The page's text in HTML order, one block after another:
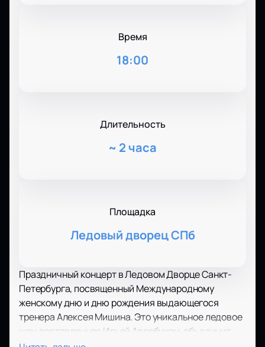
Время
18:00
Длительность
~ 2 часа
Площадка
Ледовый дворец СПб
Праздничный концерт в Ледовом Дворце Санкт-
Петербурга, посвященный Международному
женскому дню и дню рождения выдающегося
тренера Алексея Мишина. Это уникальное ледовое
шоу, поставленное Ильей Авербухом, объединит